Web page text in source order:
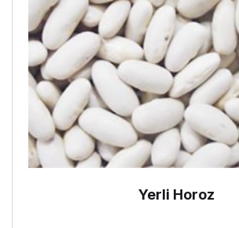
Yerli Horoz